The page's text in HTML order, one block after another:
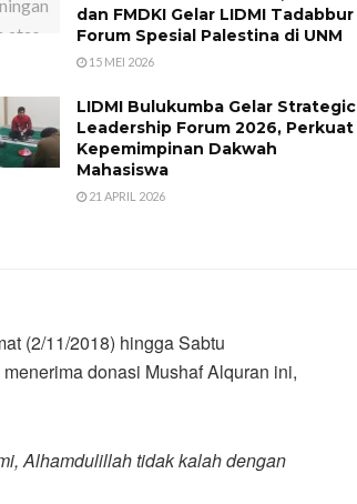
dan FMDKI Gelar LIDMI Tadabbur
Forum Spesial Palestina di UNM
15 MEI 2026
LIDMI Bulukumba Gelar Strategic
Leadership Forum 2026, Perkuat
Kepemimpinan Dakwah
Mahasiswa
21 APRIL 2026
(2/11/2018) hingga Sabtu
donasi Mushaf Alquran ini,
Alhamdulillah tidak kalah dengan